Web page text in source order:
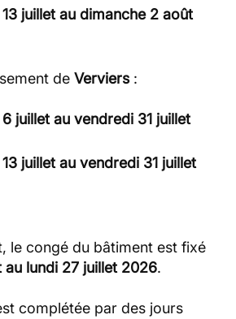
juillet au dimanche 2 août
de Verviers:
juillet au vendredi 31 juillet
juillet au vendredi 31 juillet
le congé du bâtiment est fixé
au lundi 27 juillet 2026.
complétée par des jours